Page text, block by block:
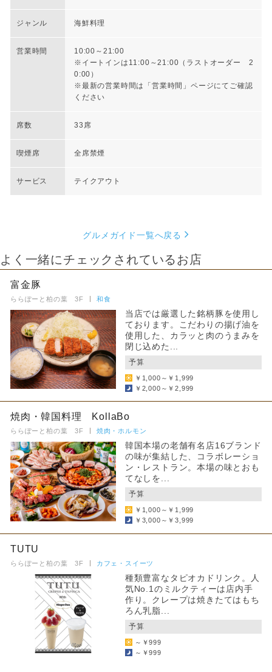
ジャンル 海鮮料理
営業時間
10:00～21:00
※イートインは11:00～21:00（ラストオーダー 2
0:00）
※最新の営業時間は「営業時間」ページにてご確認
ください
席数 33席
喫煙席 全席禁煙
サービス テイクアウト
グルメガイド一覧へ戻る
よく一緒にチェックされているお店
富金豚
ららぽーと柏の葉 3F 和食
当店では厳選した銘柄豚を使用し
ております。こだわりの揚げ油を
使用した、カラッと肉のうまみを
閉じ込めた...
予算
￥1,000～￥1,999
￥2,000～￥2,999
焼肉・韓国料理 KollaBo
ららぽーと柏の葉 3F 焼肉・ホルモン
韓国本場の老舗有名店16ブランド
の味が集結した、コラボレーショ
ン・レストラン。本場の味とおも
てなしを...
予算
￥1,000～￥1,999
￥3,000～￥3,999
TUTU
ららぽーと柏の葉 3F カフェ・スイーツ
種類豊富なタピオカドリンク。人
気No.1のミルクティーは店内手
作り。クレープは焼きたてはもち
ろん乳脂...
予算
～￥999
～￥999